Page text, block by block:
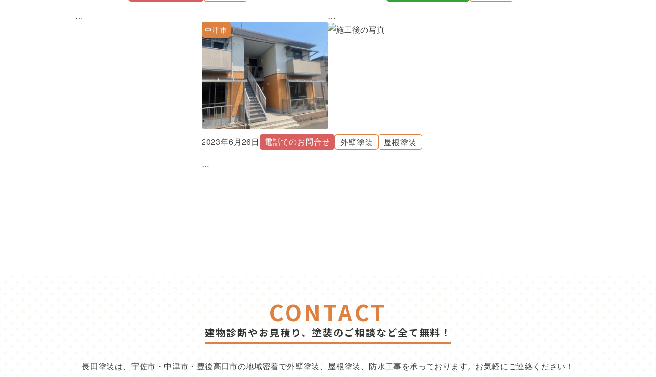
…
…
中津市
2023年6月26日 電話でのお問合せ 外壁塗装
屋根塗装
…
CONTACT
建物診断やお見積り、塗装のご相談など全て無料！
長田塗装は、宇佐市・中津市・豊後高田市の地域密着で外壁塗装、屋根塗装、防水工事を承っております。お気軽にご連絡ください！